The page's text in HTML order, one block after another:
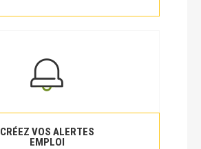
CRÉEZ VOS ALERTES
EMPLOI